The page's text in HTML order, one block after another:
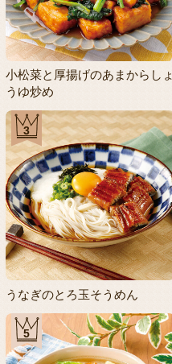
小松菜と厚揚げのあまからしょ
うゆ炒め
3
うなぎのとろ玉そうめん
5